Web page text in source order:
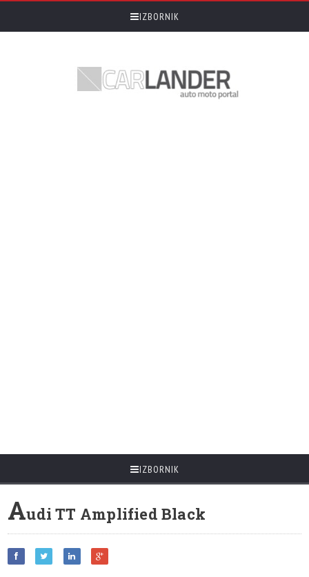
IZBORNIK
IZBORNIK
Audi TT Amplified Black